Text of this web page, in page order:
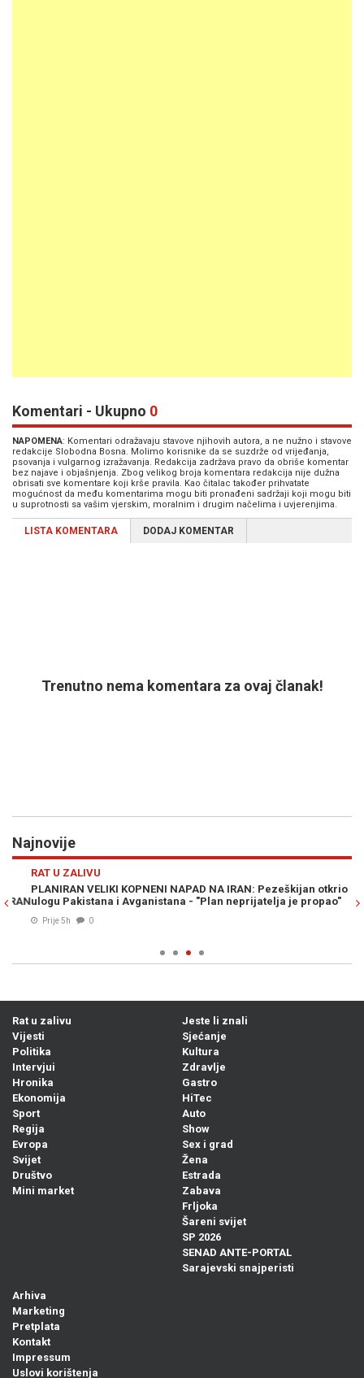
Komentari - Ukupno 0
NAPOMENA: Komentari odražavaju stavove njihovih autora, a ne nužno i stavove
redakcije Slobodna Bosna. Molimo korisnike da se suzdrže od vrijeđanja,
psovanja i vulgarnog izražavanja. Redakcija zadržava pravo da obriše komentar
bez najave i objašnjenja. Zbog velikog broja komentara redakcija nije dužna
obrisati sve komentare koji krše pravila. Kao čitalac također prihvatate
mogućnost da među komentarima mogu biti pronađeni sadržaji koji mogu biti
u suprotnosti sa vašim vjerskim, moralnim i drugim načelima i uvjerenjima.
LISTA KOMENTARA DODAJ KOMENTAR
Trenutno nema komentara za ovaj članak!
Najnovije
RAT U ZALIVU
PLANIRAN VELIKI KOPNENI NAPAD NA IRAN: Pezeškijan otkrio
ulogu Pakistana i Avganistana - "Plan neprijatelja je propao"
Prije 5h
Rat u zalivu
Vijesti
Politika
Intervjui
Hronika
Ekonomija
Sport
Regija
Evropa
Svijet
Društvo
Mini market
Jeste li znali
Sjećanje
Kultura
Zdravlje
Gastro
HiTec
Auto
Show
Sex i grad
Žena
Estrada
Zabava
Frljoka
Šareni svijet
SP 2026
SENAD ANTE-PORTAL
Sarajevski snajperisti
Arhiva
Marketing
Pretplata
Kontakt
Impressum
Uslovi korištenja